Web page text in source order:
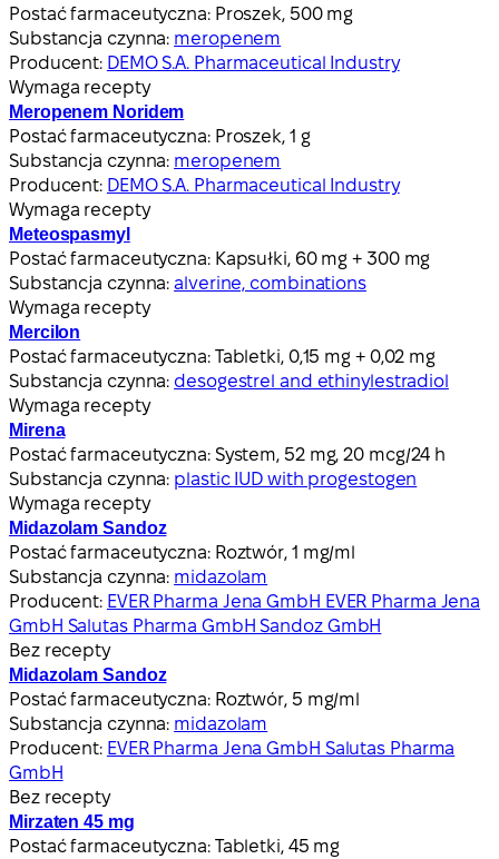
Postać farmaceutyczna: Proszek, 500 mg
Substancja czynna: meropenem
Producent: DEMO S.A. Pharmaceutical Industry
Wymaga recepty
Meropenem Noridem
Postać farmaceutyczna: Proszek, 1 g
Substancja czynna: meropenem
Producent: DEMO S.A. Pharmaceutical Industry
Wymaga recepty
Meteospasmyl
Postać farmaceutyczna: Kapsułki, 60 mg + 300 mg
Substancja czynna:alverine, combinations
Wymaga recepty
Mercilon
Postać farmaceutyczna: Tabletki, 0,15 mg + 0,02 mg
Substancja czynna: desogestrel and ethinylestradiol
Wymaga recepty
Mirena
Postać farmaceutyczna: System, 52 mg, 20 mcg/24 h
Substancja czynna: plastic IUD with progestogen
Wymaga recepty
Midazolam Sandoz
Postać farmaceutyczna: Roztwór, 1 mg/ml
Substancja czynna: midazolam
Producent: EVER Pharma Jena GmbH EVER Pharma Jena
GmbH Salutas Pharma GmbH Sandoz GmbH
Bez recepty
Midazolam Sandoz
Postać farmaceutyczna: Roztwór, 5 mg/ml
Substancja czynna: midazolam
Producent: EVER Pharma Jena GmbH Salutas Pharma
GmbH
Bez recepty
Mirzaten 45 mg
Postać farmaceutyczna: Tabletki, 45 mg